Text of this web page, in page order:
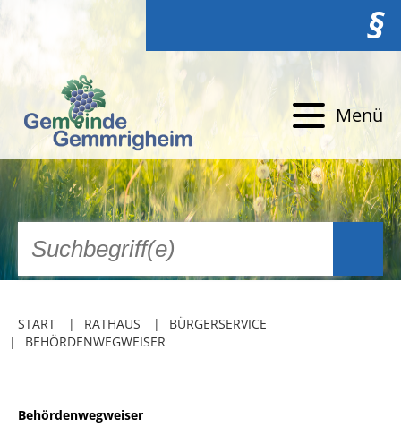
§
Menü
START RATHAUS
BÜRGERSERVICE
BEHÖRDENWEGWEISER
Behördenwegweiser